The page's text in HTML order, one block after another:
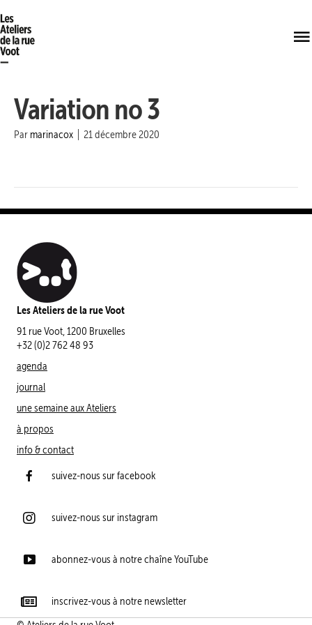
Variation no 3
Par marinacox 21 décembre 2020
Les Ateliers de la rue Voot
91 rue Voot, 1200 Bruxelles
+32 (0)2 762 48 93
agenda
journal
une semaine aux Ateliers
à propos
info & contact
suivez-nous sur facebook
suivez-nous sur instagram
abonnez-vous à notre chaîne YouTube
inscrivez-vous à notre newsletter